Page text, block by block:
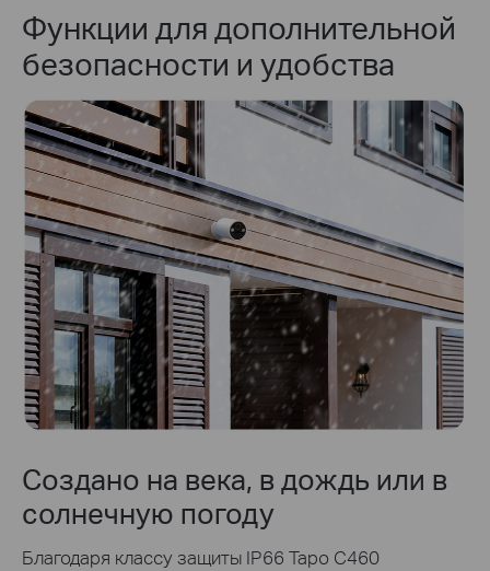
Функции для дополнительной
безопасности и удобства
Создано на века, в дождь или в
солнечную погоду
Благодаря классу защиты IP66 Tapo C460